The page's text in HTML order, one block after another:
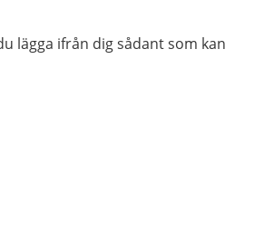
lägga ifrån dig sådant som kan